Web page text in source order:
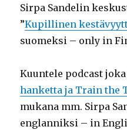
Sirpa Sandelin
”Kupillinen
suomeksi – only in
Kuuntele podcast
hanketta ja Train the
mukana mm. Sirpa
englanniksi – in